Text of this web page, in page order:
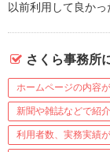
以前利用して良かっ
さくら事務所
ホームページの内容
新聞や雑誌などで紹
利用者数、実務実績